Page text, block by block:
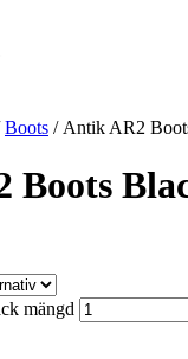
Boots / Antik AR2
Boots
mängd